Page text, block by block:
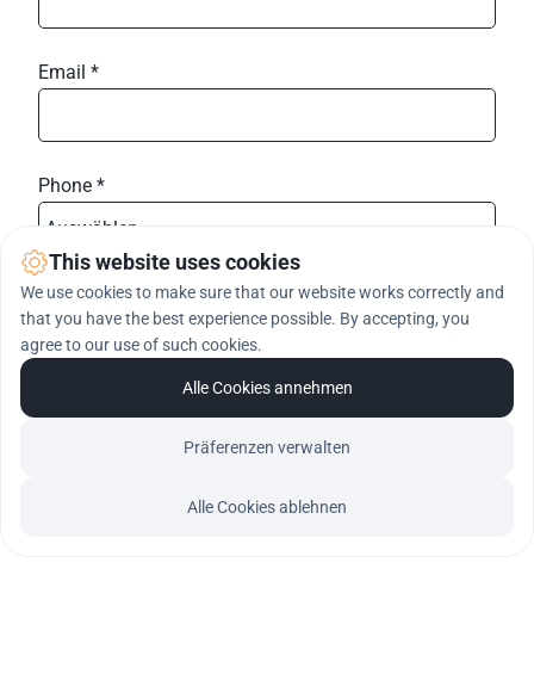
Email *
Phone *
Auswählen ...
Message *
This website uses cookies
We use cookies to make sure that our website works correctly and
that you have the best experience possible. By accepting, you
agree to our use of such cookies.
Alle Cookies ablehnen
Präferenzen verwalten
Alle Cookies annehmen